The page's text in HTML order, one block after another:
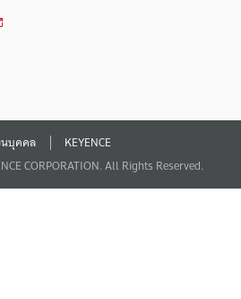
บุคคล
KEYENCE
CORPORATION. All Rights Reserved.